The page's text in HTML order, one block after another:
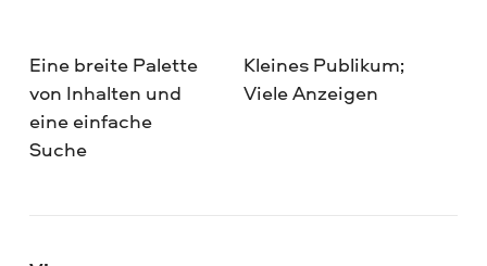
Eine breite Palette
von Inhalten und
eine einfache
Suche
Kleines Publikum;
Viele Anzeigen